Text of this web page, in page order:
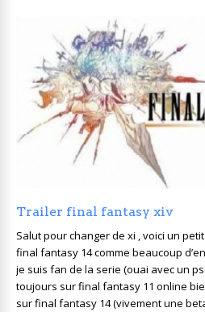
Trailer final fantasy xiv
Salut pour changer de xi , voici un
final fantasy 14 comme beaucoup
je suis fan de la serie (ouai avec un
toujours sur final fantasy 11 online
sur final fantasy 14 (vivement une